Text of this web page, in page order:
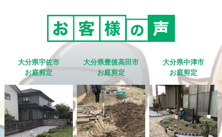
大分県宇佐市
お庭剪定
大分県豊後高田市
お庭剪定
大分県中津市
お庭剪定